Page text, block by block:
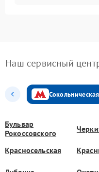
Наш сервисный
Сокольническая
Бульвар
Рокоссовского
Красносельская